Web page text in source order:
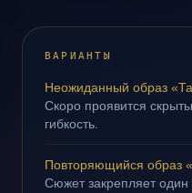
ВАРИАНТЫ
Неожиданный образ
Скоро проявится
гибкость.
Повторяющийся образ
Сюжет закрепляет один